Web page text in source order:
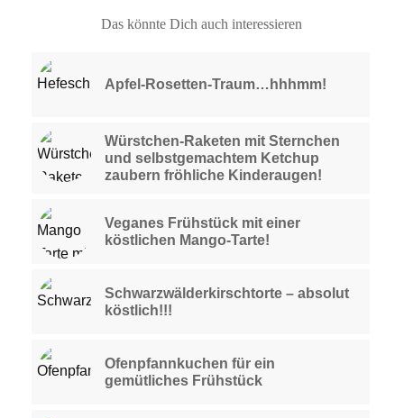
Das könnte Dich auch interessieren
Apfel-Rosetten-Traum…hhhmm!
Würstchen-Raketen mit Sternchen
und selbstgemachtem Ketchup
zaubern fröhliche Kinderaugen!
Veganes Frühstück mit einer
köstlichen Mango-Tarte!
Schwarzwälderkirschtorte – absolut
köstlich!!!
Ofenpfannkuchen für ein
gemütliches Frühstück